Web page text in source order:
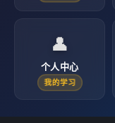
👤
个人中心
我的学习